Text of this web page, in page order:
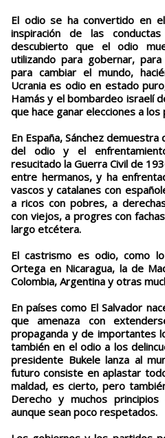
El odio se ha convertido en
inspiración de las
descubierto que el odio
utilizando para gobernar,
para cambiar el mundo,
Ucrania es odio en estado
Hamás y el bombardeo israelí
que hace ganar elecciones a los
En España, Sánchez
del odio y el
resucitado la Guerra Civil de
entre hermanos, y ha
vascos y catalanes con
a ricos con pobres, a
con viejos, a progres con
largo etcétera.
El castrismo es odio, como
Ortega en Nicaragua, la de
Colombia, Argentina y otras
En países como El Salvador
que amenaza con
propaganda y de importantes
también en el odio a los
presidente Bukele lanza al
futuro consiste en aplastar
maldad, es cierto, pero
Derecho y muchos
aunque sean poco respetados.